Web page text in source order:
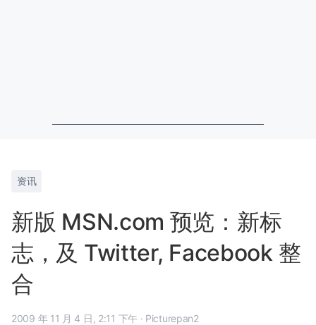
资讯
新版 MSN.com 预览：新标
志，及 Twitter, Facebook 整
合
2009 年 11 月 4 日, 2:11 下午 · Picturepan2